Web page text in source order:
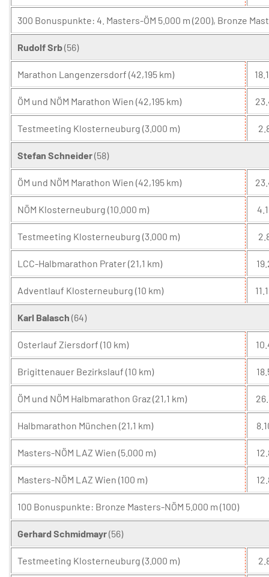
300 Bonuspunkte: 4. Masters-ÖM 5.000 m (200), Bronze
Rudolf Srb(56)
Marathon Langenzersdorf (42,195 km)
ÖM und NÖM Marathon Wien (42,195 km)
Testmeeting Klosterneuburg (3.000 m)
Stefan Schneider(58)
ÖM und NÖM Marathon Wien (42,195 km)
NÖM Klosterneuburg (10.000 m)
Testmeeting Klosterneuburg (3.000 m)
LCC-Halbmarathon Prater (21,1 km)
Adventlauf Klosterneuburg (10 km)
Karl Balasch (64)
Osterlauf Ziersdorf (10 km)
Brigittenauer Bezirkslauf (10 km)
ÖM und NÖM Halbmarathon Graz (21,1 km)
Halbmarathon München (21,1 km)
Masters-NÖM LAZ Wien (5.000 m)
Masters-NÖM LAZ Wien (100 m)
100 Bonuspunkte: Bronze Masters-NÖM 5.000 m (100)
Gerhard Schmidmayr(56)
Testmeeting Klosterneuburg (3.000 m)